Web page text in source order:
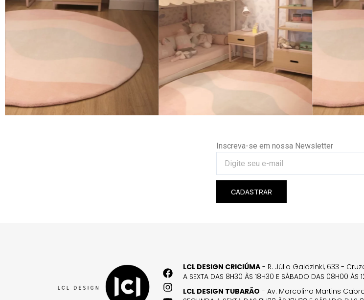
Inscreva-se em nossa Newsletter
CADASTRAR
LCL DESIGN CRICIÚMA - R. Júlio Gaidzinki, 633 -
A SEXTA DAS 8H30 ÀS 18H30 E SÁBADO DAS 08H00 ÀS
LCL DESIGN TUBARÃO - Av. Marcolino Martins